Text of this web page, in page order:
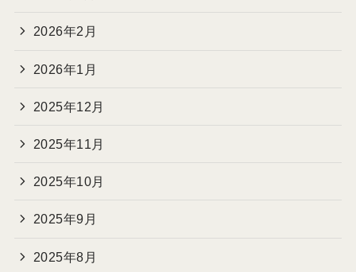
2026年2月
2026年1月
2025年12月
2025年11月
2025年10月
2025年9月
2025年8月